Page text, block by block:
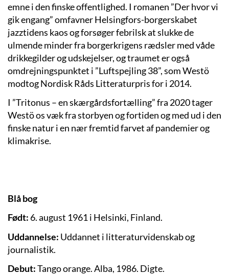
emne i den finske offentlighed. I romanen ”Der hvor vi
gik engang” omfavner Helsingfors-borgerskabet
jazztidens kaos og forsøger febrilsk at slukke de
ulmende minder fra borgerkrigens rædsler med våde
drikkegilder og udskejelser, og traumet er også
omdrejningspunktet i ”Luftspejling 38”, som Westö
modtog Nordisk Råds Litteraturpris for i 2014.
I ”Tritonus – en skærgårdsfortælling” fra 2020 tager
Westö os væk fra storbyen og fortiden og med ud i den
finske natur i en nær fremtid farvet af pandemier og
klimakrise.
Blå bog
Født: 6. august 1961 i Helsinki, Finland.
Uddannelse: Uddannet i litteraturvidenskab og
journalistik.
Debut:Tango orange. Alba, 1986. Digte.